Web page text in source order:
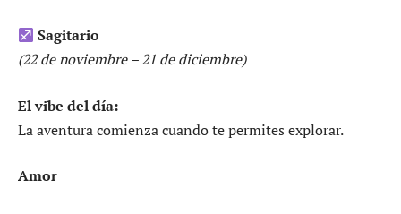
Sagitario
(22 de noviembre – 21 de diciembre)
El vibe del día:
La aventura comienza cuando te permites explorar.
Amor